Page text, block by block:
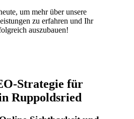
um mehr über unsere
zu erfahren und Ihr
auszubauen!
Strategie für
Ruppoldsried